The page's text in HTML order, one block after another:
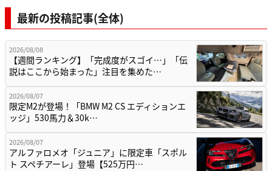
最新の投稿記事(全体)
2026/08/08
【週間ランキング】「完成度がスゴイ…」「伝
説はここから始まった」注目を集めた…
2026/08/07
限定M2が登場！「BMW M2 CS エディションエ
ッジ」530馬力＆30k…
2026/08/07
アルファロメオ「ジュニア」に限定車「スポル
ト スペチアーレ」登場【525万円…